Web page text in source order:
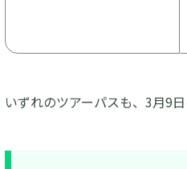
いずれのツアーパスも、3月9